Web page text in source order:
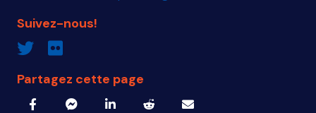
Suivez-nous!
Twitter inven_TFlickr IA Responsable
Partagez cette page